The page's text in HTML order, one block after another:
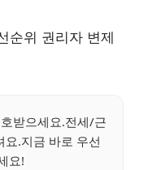
순위 권리자 변제
받으세요.전세/근
요.지금 바로 우선
요!